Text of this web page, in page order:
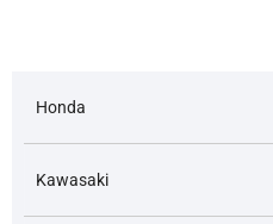
Honda
Kawasaki